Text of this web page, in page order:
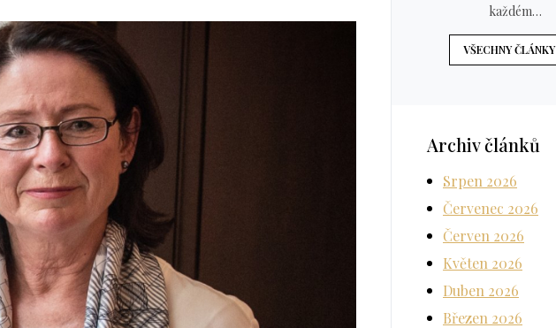
každém…
VŠECHNY ČLÁNKY
Archiv článků
Srpen 2026
Červenec 2026
Červen 2026
Květen 2026
Duben 2026
Březen 2026